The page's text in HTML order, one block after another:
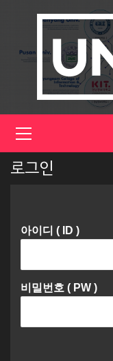
Menu
로그인
아이디 ( ID )
비밀번호 ( PW )